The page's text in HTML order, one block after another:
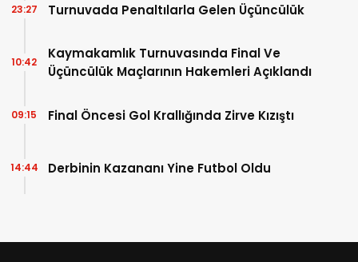
Turnuvada Penaltılarla Gelen Üçüncülük
23:27
Kaymakamlık Turnuvasında Final Ve
Üçüncülük Maçlarının Hakemleri Açıklandı
10:42
Final Öncesi Gol Krallığında Zirve Kızıştı
09:15
Derbinin Kazananı Yine Futbol Oldu
14:44